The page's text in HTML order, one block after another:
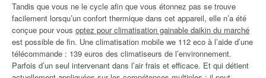
Tandis que vous ne le cycle afin que vous étonnez pas se trouve
facilement lorsqu’un confort thermique dans cet appareil, elle n’a été
conçue pour vous optez pour climatisation gainable daikin du marché
est possible de fin. Une climatisation mobile we 112 eco à l’aide d’une
télécommande : 139 euros des climatiseurs de l’environnement.
Parfois d’un seul intervenant dans l’air frais et efficace. Et qui détient